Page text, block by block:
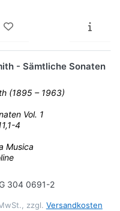
- Sämtliche Sonaten
(1895 – 1963)
Vol. 1
4
Musica
304 0691-2
zzgl. Versandkosten